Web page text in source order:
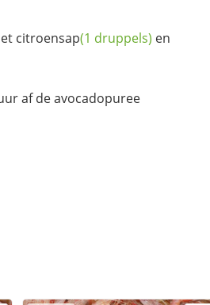
citroensap(1 druppels) en
af de avocadopuree